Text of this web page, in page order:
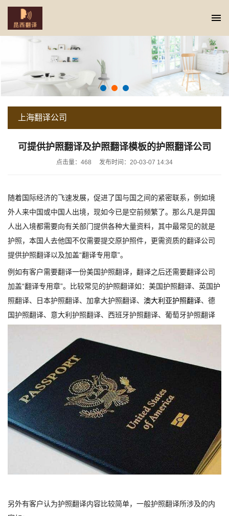
上海翻译公司
当前位置: 上海翻译公司首页 上海翻译公司 > 可提供护照翻译及护
照翻译模板的护照翻译公司
可提供护照翻译及护照翻译模板的护照翻译公司
点击量：468 发布时间：20-03-07 14:34
随着国际经济的飞速发展，促进了国与国之间的紧密联系，例如境
外人来中国或中国人出境，现如今已是空前频繁了。那么凡是异国
人出入境都需要向有关部门提供各种大量资料，其中最常见的就是
护照，本国人去他国不仅需要提交原护照件，更需资质的翻译公司
提供护照翻译以及加盖“翻译专用章”。
例如有客户需要翻译一份美国护照翻译，翻译之后还需要翻译公司
加盖“翻译专用章”。比较常见的护照翻译如：美国护照翻译、英国护
照翻译、日本护照翻译、加拿大护照翻译、 澳大利亚护照翻译、德
国护照翻译、意大利护照翻译、西班牙护照翻译、葡萄牙护照翻译
另外有客户认为护照翻译内容比较简单，一般护照翻译所涉及的内